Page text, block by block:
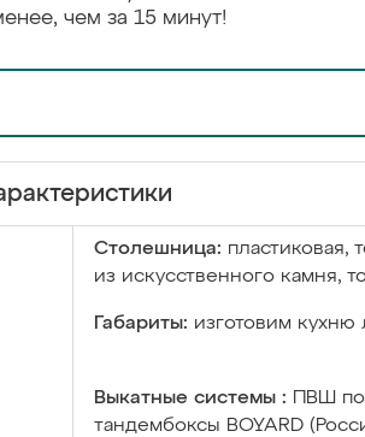
чем за 15 минут!
Столешница:
из искусственного камня,
Габариты: изготовим
Выкатные системы :
ПВШ
тандембоксы BOYARD